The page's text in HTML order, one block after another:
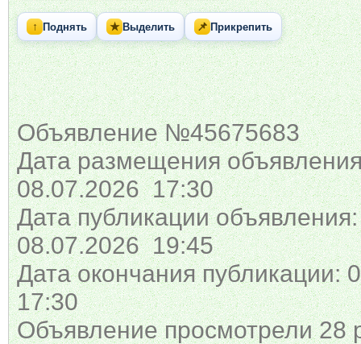
↑ Поднять ★ Выделить 📌 Прикрепить
Объявление №45675683
Дата размещения
08.07.2026 17:30
Дата публикации объявления:
08.07.2026 19:45
Дата окончания публикации:
17:30
Объявление просмотрели 28